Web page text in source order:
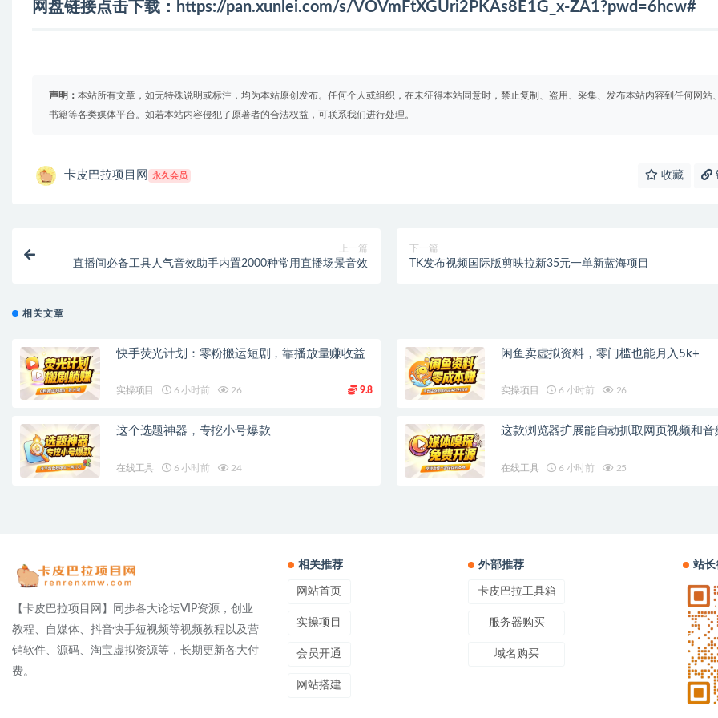
网盘链接点击下载： https://pan.xunlei.com/s/VOVmFtXGUri2PKAs8E1G_x-ZA1?pwd=6hcw#
声明： 本站所有文章，如无特殊说明或标注，均为本站原创发布。任何个人或组织，在未征得本站同意时，禁止复制、盗用、采集、发布本站内容到任何网站
书籍等各类媒体平台。如若本站内容侵犯了原著者的合法权益，可联系我们进行处理。
卡皮巴拉项目网 永久会员 收藏
上一篇
直播间必备工具人气音效助手内置2000种常用直播场景音效
下一篇
TK发布视频国际版剪映拉新35元一单新蓝海项目
相关文章
快手荧光计划：零粉搬运短剧，靠播放量赚收益
实操项目 6 小时前 26 9.8
闲鱼卖虚拟资料，零门槛也能月入5k+
实操项目 6 小时前 26
这个选题神器，专挖小号爆款
在线工具 6 小时前 24
这款浏览器扩展能自动抓取网页视频和音
在线工具 6 小时前 25
【卡皮巴拉项目网】同步各大论坛VIP资源，创业
教程、自媒体、抖音快手短视频等视频教程以及营
销软件、源码、淘宝虚拟资源等，长期更新各大付
费。
相关推荐
网站首页
实操项目
会员开通
网站搭建
外部推荐
卡皮巴拉工具箱
服务器购买
域名购买
站